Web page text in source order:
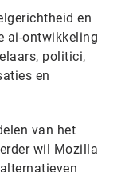
en
ai-ontwikkeling
politici,
en
van het
wil Mozilla